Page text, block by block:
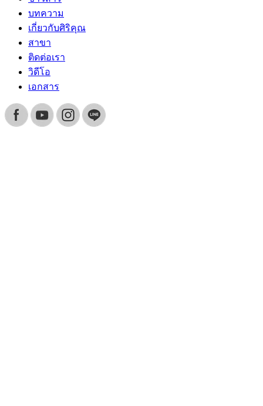
บทความ
เกี่ยวกับศิริคุณ
สาขา
ติดต่อเรา
วิดีโอ
เอกสาร